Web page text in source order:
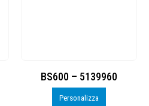
Toppe ricamate in HD
Personalizza